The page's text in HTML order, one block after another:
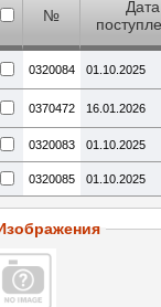
№
Дата
0320084 01.10.2025
0370472 16.01.2026
0320083 01.10.2025
0320085 01.10.2025